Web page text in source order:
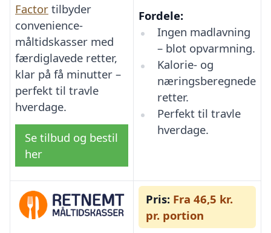
Factor tilbyder
convenience-
måltidskasser med
færdiglavede retter,
klar på få minutter –
perfekt til travle
hverdage.
Se tilbud og bestil
her
Fordele:
Ingen madlavning
– blot opvarmning.
Kalorie- og
næringsberegnede
retter.
Perfekt til travle
hverdage.
Pris: Fra 46,5 kr.
pr. portion